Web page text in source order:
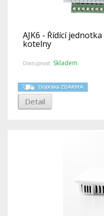
AJK6 - Řídící
kotelny
Dostupnost: Skladem
Detail